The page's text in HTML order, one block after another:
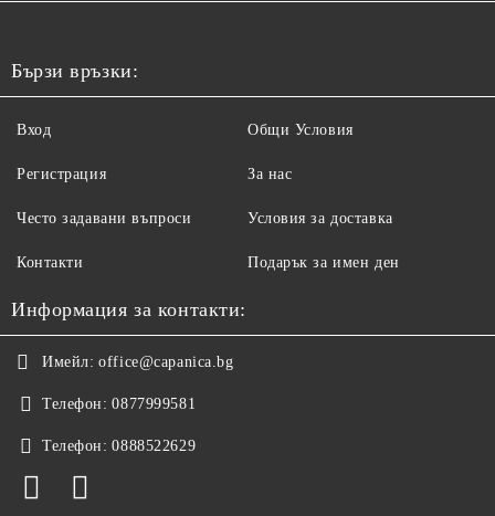
Бързи връзки:
Вход
Регистрация
Често задавани въпроси
Контакти
Общи Условия
За нас
Условия за доставка
Подарък за имен ден
Информация за контакти:
Имейл: office@capanica.bg
Телефон: 0877999581
Телефон: 0888522629